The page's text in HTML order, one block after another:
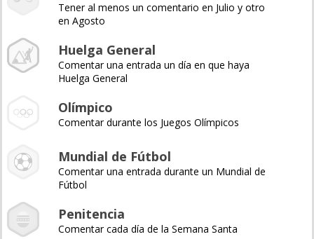
Tener al menos un comentario en Julio y otro
en Agosto
Huelga General
Comentar una entrada un día en que haya
Huelga General
Olímpico
Comentar durante los Juegos Olímpicos
Mundial de Fútbol
Comentar una entrada durante un Mundial de
Fútbol
Penitencia
Comentar cada día de la Semana Santa